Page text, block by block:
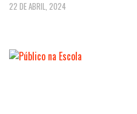
22 DE ABRIL, 2024